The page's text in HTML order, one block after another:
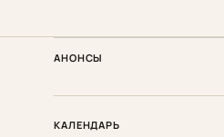
АНОНСЫ
КАЛЕНДАРЬ